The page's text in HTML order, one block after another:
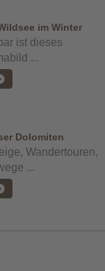
im Winter
ist dieses
...
Dolomiten
Wandertouren,
...